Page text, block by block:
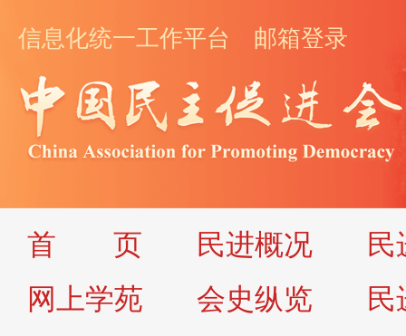
信息化统一工作平台 邮箱登录
首 页 民进概况
民
网上学苑
会史纵览 民